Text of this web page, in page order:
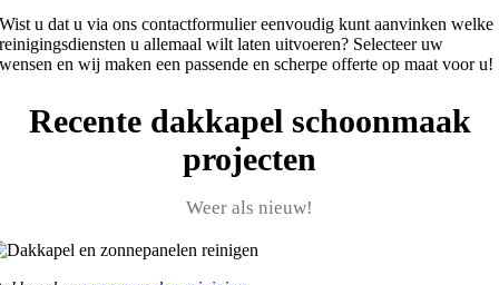
Wist u dat u via ons contactformulier eenvoudig kunt aanvinken welke
reinigingsdiensten u allemaal wilt laten uitvoeren? Selecteer uw
wensen en wij maken een passende en scherpe offerte op maat voor u!
Recente dakkapel schoonmaak
projecten
Weer als nieuw!